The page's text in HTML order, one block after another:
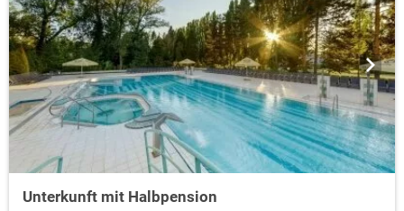
Unterkunft mit Halbpension